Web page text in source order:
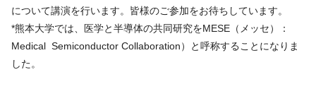
について講演を行います。皆様のご参加をお待ちしています。
*熊本大学では、医学と半導体の共同研究をMESE （メッセ）：
Medical Semiconductor Collaboration）と呼称することになりま
した。